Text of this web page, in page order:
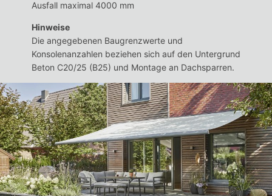
Ausfall maximal 4000 mm
Hinweise
Die angegebenen Baugrenzwerte und
Konsolenanzahlen beziehen sich auf den Untergrund
Beton C20/25 (B25) und Montage an Dachsparren.